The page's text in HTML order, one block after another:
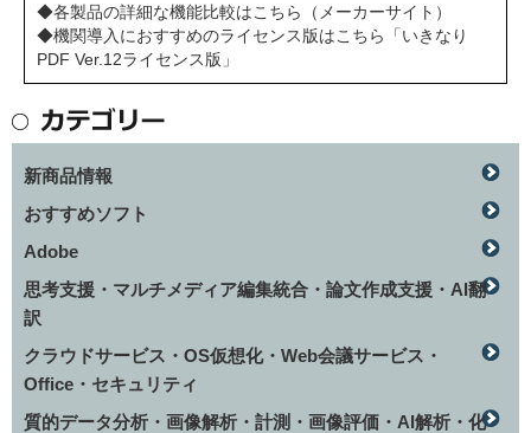
◆各製品の詳細な機能比較はこちら（メーカーサイト）
◆機関導入におすすめのライセンス版はこちら「いきなり
PDF Ver.12ライセンス版」
新商品情報
おすすめソフト
Adobe
思考支援・マルチメディア編集統合・論文作成支援・AI翻
訳
クラウドサービス・OS仮想化・Web会議サービス・
Office・セキュリティ
質的データ分析・画像解析・計測・画像評価・AI解析・化